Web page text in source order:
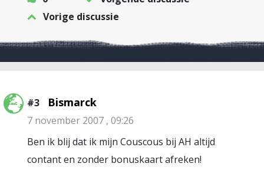
Vorige discussie
#3 Bismarck
7 november 2007 , 09:26
Ben ik blij dat ik mijn Couscous bij AH altijd
contant en zonder bonuskaart afreken!